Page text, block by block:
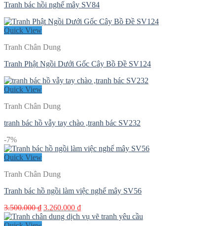
Tranh bác hồi nghế mây SV84
Quick View
Tranh Chân Dung
Tranh Phật Ngồi Dưới Gốc Cây Bồ Đề SV124
Quick View
Tranh Chân Dung
tranh bác hồ vẫy tay chào ,tranh bác SV232
-7%
Quick View
Tranh Chân Dung
Tranh bác hồ ngồi làm việc nghế mây SV56
3.500.000₫ Giá
gốc
3.260.000 ₫Giá
hiện